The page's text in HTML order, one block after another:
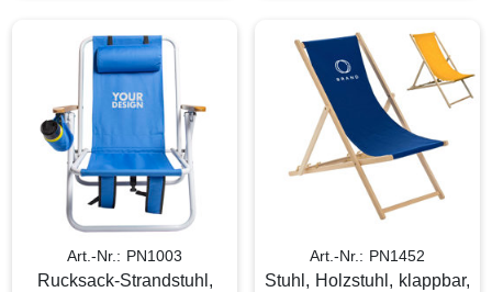
Art.-Nr.: PN1003
Rucksack-Strandstuhl,
Art.-Nr.: PN1452
Stuhl, Holzstuhl, klappbar,